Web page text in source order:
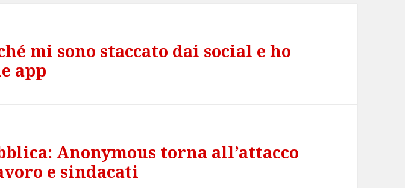
mi sono staccato dai social e ho
app
Anonymous torna all’attacco
e sindacati